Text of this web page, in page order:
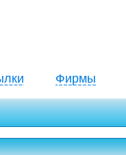
Фирмы